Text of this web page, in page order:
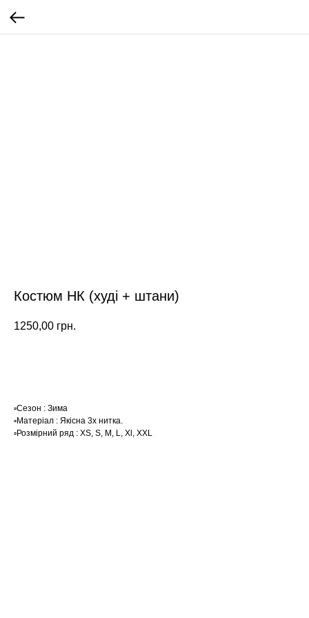
Костюм НК (худі + штани)
1250,00 грн.
▫️Сезон : Зима
▫️Матеріал : Якісна 3х нитка.
▫️Розмірний ряд : XS, S, M, L, Xl, XXL